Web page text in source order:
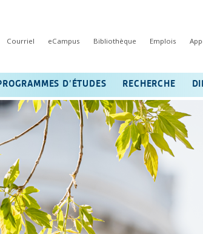
Courriel eCampus Bibliothèque Emplois
D’ÉTUDES RECHERCHE